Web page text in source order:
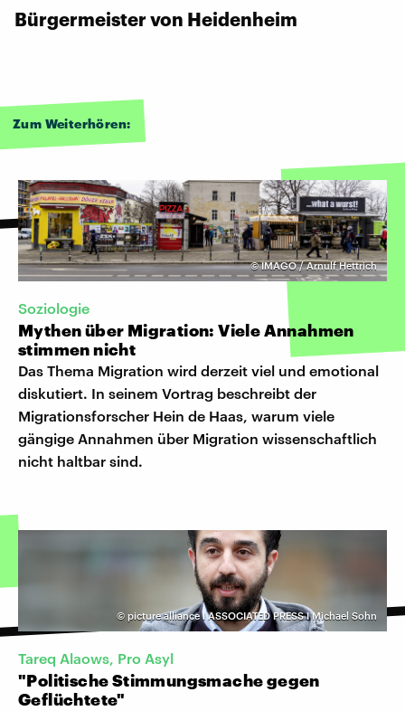
Bürgermeister von Heidenheim
Zum Weiterhören:
©IMAGO / Arnulf Hettrich
Soziologie
Mythen über Migration: Viele Annahmen
stimmen nicht
Das Thema Migration wird derzeit viel und emotional
diskutiert. In seinem Vortrag beschreibt der
Migrationsforscher Hein de Haas, warum viele
gängige Annahmen über Migration wissenschaftlich
nicht haltbar sind.
© picture alliance I ASSOCIATED PRESS I Michael Sohn
Tareq Alaows, Pro Asyl
"Politische Stimmungsmache gegen
Geflüchtete"